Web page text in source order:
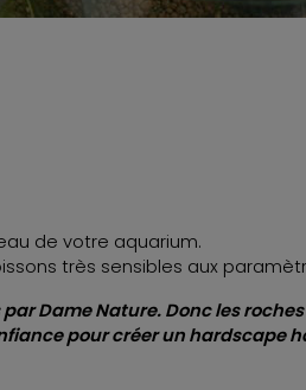
de votre aquarium.
très sensibles aux
Dame Nature. Donc les
pour créer un hardscape